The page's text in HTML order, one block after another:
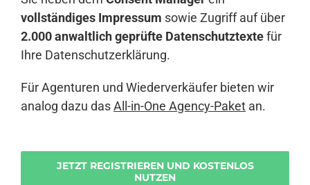
vollständiges Impressum sowie Zugriff auf über
2.000 anwaltlich geprüfte Datenschutztextefür
Ihre Datenschutzerklärung.
Für Agenturen und Wiederverkäufer bieten wir
analog dazu dasAll-in-One Agency-Paket an.
JETZT REGISTRIEREN UND KOSTENLOS
NUTZEN